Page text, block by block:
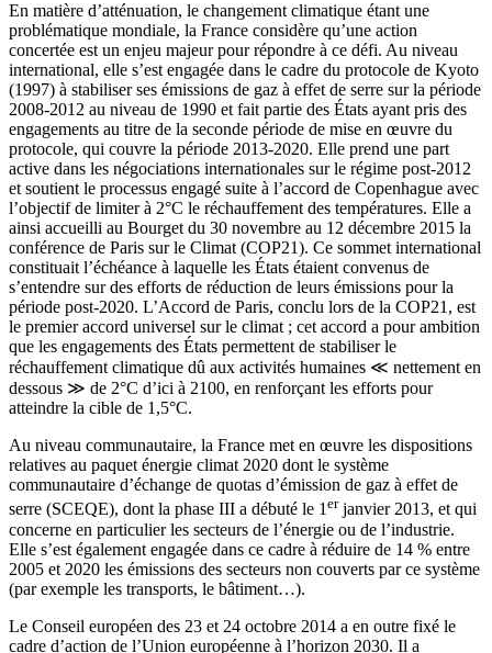
En matière d’atténuation, le changement climatique étant une
problématique mondiale, la France considère qu’une action
concertée est un enjeu majeur pour répondre à ce défi. Au niveau
international, elle s’est engagée dans le cadre du protocole de Kyoto
(1997) à stabiliser ses émissions de gaz à effet de serre sur la période
2008-2012 au niveau de 1990 et fait partie des États ayant pris des
engagements au titre de la seconde période de mise en œuvre du
protocole, qui couvre la période 2013-2020. Elle prend une part
active dans les négociations internationales sur le régime post-2012
et soutient le processus engagé suite à l’accord de Copenhague avec
l’objectif de limiter à 2°C le réchauffement des températures. Elle a
ainsi accueilli au Bourget du 30 novembre au 12 décembre 2015 la
conférence de Paris sur le Climat (COP21). Ce sommet international
constituait l’échéance à laquelle les États étaient convenus de
s’entendre sur des efforts de réduction de leurs émissions pour la
période post-2020. L’Accord de Paris, conclu lors de la COP21, est
le premier accord universel sur le climat ; cet accord a pour ambition
que les engagements des États permettent de stabiliser le
réchauffement climatique dû aux activités humaines ≪ nettement en
dessous ≫ de 2°C d’ici à 2100, en renforçant les efforts pour
atteindre la cible de 1,5°C.
Au niveau communautaire, la France met en œuvre les dispositions
relatives au paquet énergie climat 2020 dont le système
communautaire d’échange de quotas d’émission de gaz à effet de
serre (SCEQE), dont la phase III a débuté le 1erjanvier 2013, et qui
concerne en particulier les secteurs de l’énergie ou de l’industrie.
Elle s’est également engagée dans ce cadre à réduire de 14 % entre
2005 et 2020 les émissions des secteurs non couverts par ce système
(par exemple les transports, le bâtiment…).
Le Conseil européen des 23 et 24 octobre 2014 a en outre fixé le
cadre d’action de l’Union européenne à l’horizon 2030. Il a